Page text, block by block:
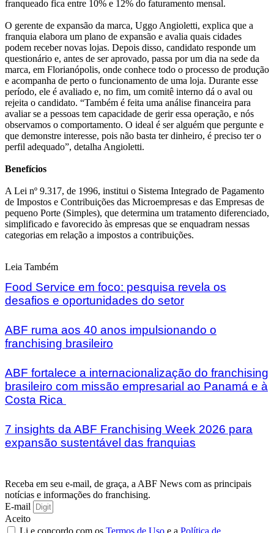
franqueado fica entre 10% e 12% do faturamento mensal.
O gerente de expansão da marca, Uggo Angioletti, explica que a
franquia elabora um plano de expansão e avalia quais cidades
podem receber novas lojas. Depois disso, candidato responde um
questionário e, antes de ser aprovado, passa por um dia na sede da
marca, em Florianópolis, onde conhece todo o processo de produção
e acompanha de perto o funcionamento de uma loja. Durante esse
período, ele é avaliado e, no fim, um comitê interno dá o aval ou
rejeita o candidato. “Também é feita uma análise financeira para
avaliar se a pessoas tem capacidade de gerir essa operação, e nós
observamos o comportamento. O ideal é ser alguém que pergunte e
que demonstre interesse, pois não basta ter dinheiro, é preciso ter o
perfil adequado”, detalha Angioletti.
Benefícios
A Lei nº 9.317, de 1996, institui o Sistema Integrado de Pagamento
de Impostos e Contribuições das Microempresas e das Empresas de
pequeno Porte (Simples), que determina um tratamento diferenciado,
simplificado e favorecido às empresas que se enquadram nessas
categorias em relação a impostos a contribuições.
Leia Também
Food Service em foco: pesquisa revela os
desafios e oportunidades do setor
ABF ruma aos 40 anos impulsionando o
franchising brasileiro
ABF fortalece a internacionalização do franchising
brasileiro com missão empresarial ao Panamá e à
Costa Rica
7 insights da ABF Franchising Week 2026 para
expansão sustentável das franquias
Receba em seu e-mail, de graça, a ABF News com as principais
notícias e informações do franchising.
E-mail
Aceito
Li e concordo com os Termos de Uso e a Política de